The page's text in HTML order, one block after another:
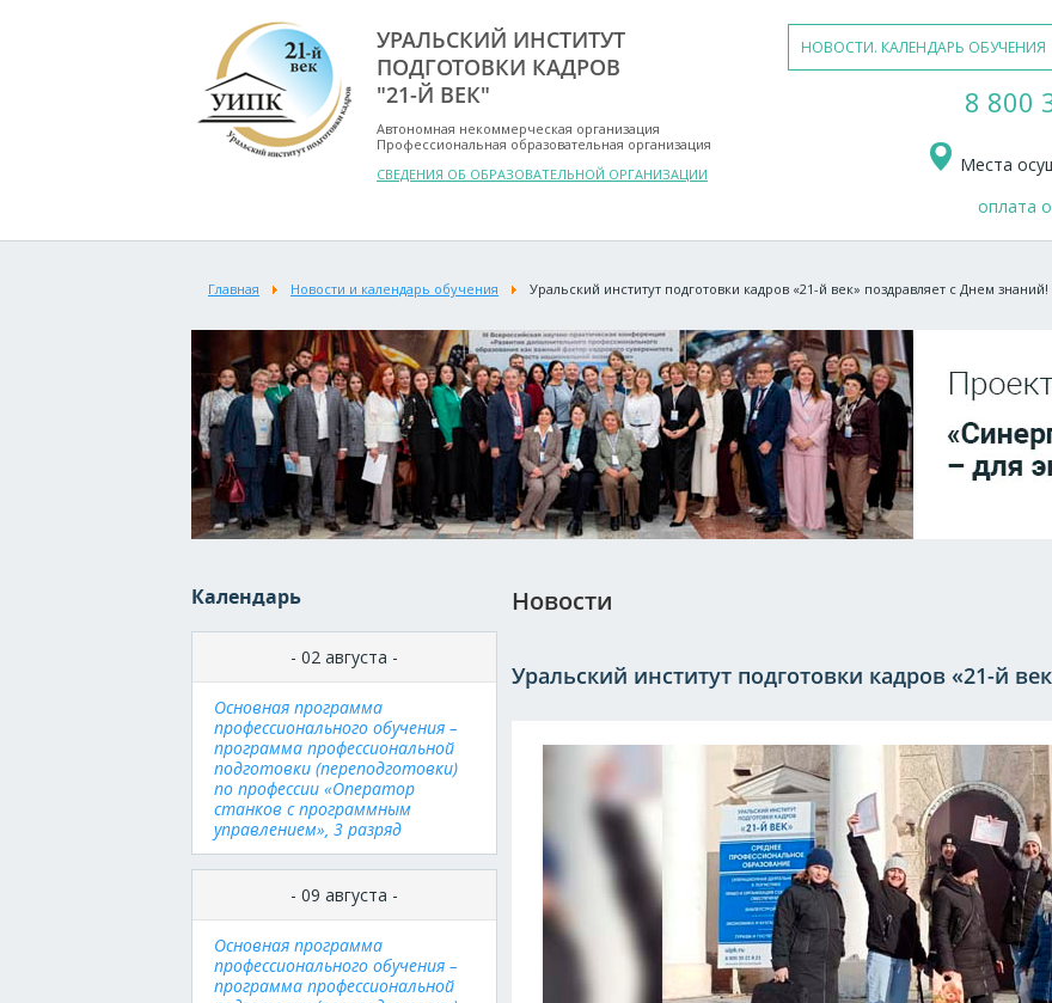
УРАЛЬСКИЙ ИНСТИТУТ
ПОДГОТОВКИ КАДРОВ
"21-Й ВЕК"
Автономная некоммерческая организация
Профессиональная образовательная организация
СВЕДЕНИЯ ОБ ОБРАЗОВАТЕЛЬНОЙ ОРГАНИЗАЦИИ
НОВОСТИ. КАЛЕНДАРЬ ОБУЧЕНИЯ
8 800
Места
оплата
Главная Новости и календарь обучения Уральский институт подготовки кадров «21-й век» поздравляет с Днем знаний!
Календарь
- 02 августа -
Основная программа
профессионального обучения –
программа профессиональной
подготовки (переподготовки)
по профессии «Оператор
станков с программным
управлением», 3 разряд
- 09 августа -
Основная программа
профессионального обучения –
программа профессиональной
Новости
Уральский институт подготовки кадров «21-й